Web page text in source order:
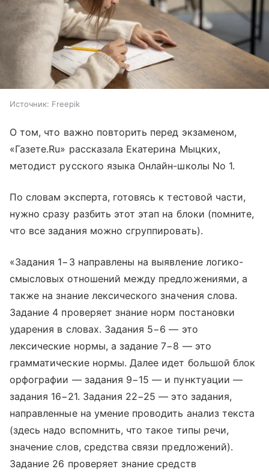
Источник: Freepik
О том, что важно повторить перед экзаменом,
«Газете.Ru» рассказала Екатерина Мыцких,
методист русского языка Онлайн-школы No 1.
По словам эксперта, готовясь к тестовой части,
нужно сразу разбить этот этап на блоки (помните,
что все задания можно сгруппировать).
«Задания 1−3 направлены на выявление логико-
смысловых отношений между предложениями, а
также на знание лексического значения слова.
Задание 4 проверяет знание норм постановки
ударения в словах. Задания 5−6 — это
лексические нормы, а задание 7−8 — это
грамматические нормы. Далее идет большой блок
орфографии — задания 9−15 — и пунктуации —
задания 16−21. Задания 22−25 — это задания,
направленные на умение проводить анализ текста
(здесь надо вспомнить, что такое типы речи,
значение слов, средства связи предложений).
Задание 26 проверяет знание средств